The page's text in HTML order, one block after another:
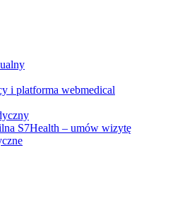
i platforma webmedical
S7Health – umów wizytę